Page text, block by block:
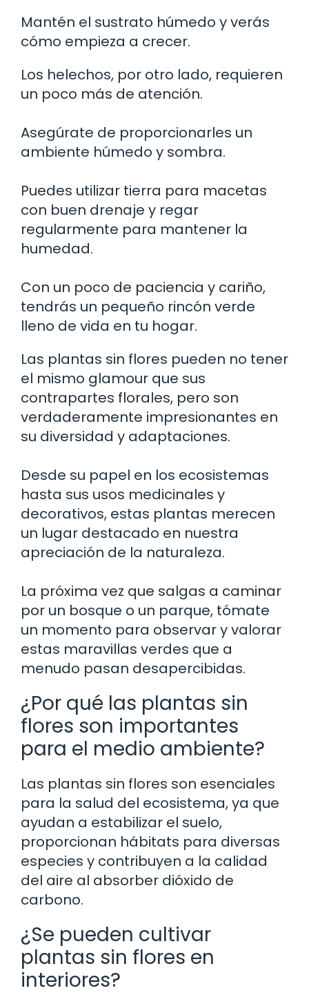
Mantén el sustrato húmedo y verás
cómo empieza a crecer.
Los helechos, por otro lado, requieren
un poco más de atención.
Asegúrate de proporcionarles un
ambiente húmedo y sombra.
Puedes utilizar tierra para macetas
con buen drenaje y regar
regularmente para mantener la
humedad.
Con un poco de paciencia y cariño,
tendrás un pequeño rincón verde
lleno de vida en tu hogar.
Las plantas sin flores pueden no tener
el mismo glamour que sus
contrapartes florales, pero son
verdaderamente impresionantes en
su diversidad y adaptaciones.
Desde su papel en los ecosistemas
hasta sus usos medicinales y
decorativos, estas plantas merecen
un lugar destacado en nuestra
apreciación de la naturaleza.
La próxima vez que salgas a caminar
por un bosque o un parque, tómate
un momento para observar y valorar
estas maravillas verdes que a
menudo pasan desapercibidas.
¿Por qué las plantas sin
flores son importantes
para el medio ambiente?
Las plantas sin flores son esenciales
para la salud del ecosistema, ya que
ayudan a estabilizar el suelo,
proporcionan hábitats para diversas
especies y contribuyen a la calidad
del aire al absorber dióxido de
carbono.
¿Se pueden cultivar
plantas sin flores en
interiores?